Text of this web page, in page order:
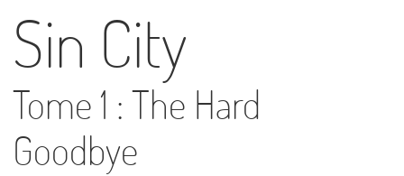
Sin City
Tome 1 : The Hard
Goodbye